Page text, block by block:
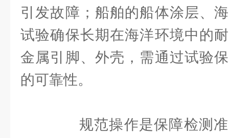
引发故障；船舶的船体涂层、
试验确保长期在海洋环境中的
金属引脚、外壳，需通过试验
的可靠性。
规范操作是保障检测准